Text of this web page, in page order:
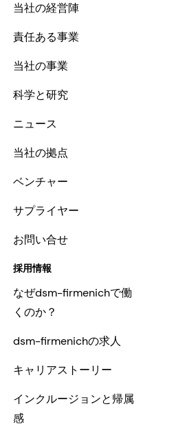
当社の経営陣
責任ある事業
当社の事業
科学と研究
ニュース
当社の拠点
ベンチャー
サプライヤー
お問い合せ
採用情報
なぜdsm-firmenichで働
くのか？
dsm-firmenichの求人
キャリアストーリー
インクルージョンと帰属
感